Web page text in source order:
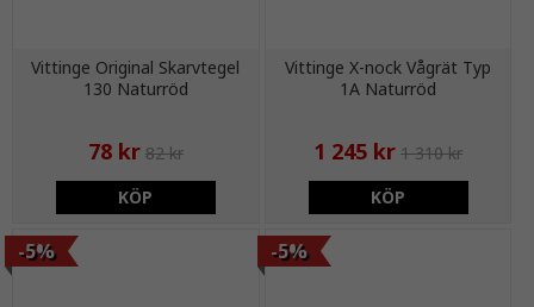
Vittinge Original Skarvtegel
130 Naturröd
78 kr 82 kr
KÖP
Vittinge X-nock Vågrät Typ
1A Naturröd
1 245 kr 1 310 kr
KÖP
-5% -5%